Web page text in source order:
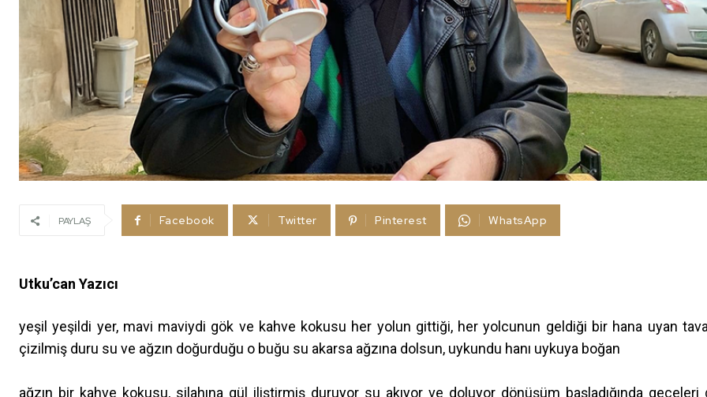
PAYLAŞ Facebook Twitter Pinterest WhatsApp
Utku’can Yazıcı
yeşil yeşildi yer, mavi maviydi gök ve kahve kokusu her yolun gittiği, her yolcunun geldiği bir hana uyan
çizilmiş duru su ve ağzın doğurduğu o buğu su akarsa ağzına dolsun, uykundu hanı uykuya boğan
ağzın bir kahve kokusu, silahına gül iliştirmiş duruyor su akıyor ve doluyor dönüşüm başladığında geceleri